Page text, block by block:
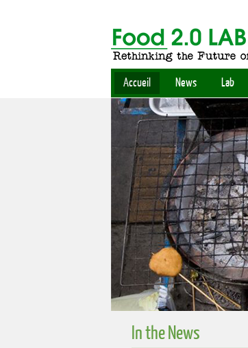
Accueil News Lab
In the News